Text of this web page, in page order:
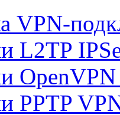
VPN-
L2TP
PPTP